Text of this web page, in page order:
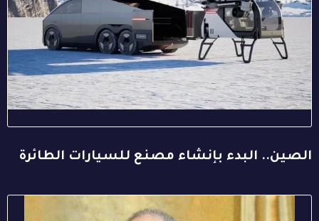
الصين.. البدء بإنشاء مصنع للسيارات الطائرة